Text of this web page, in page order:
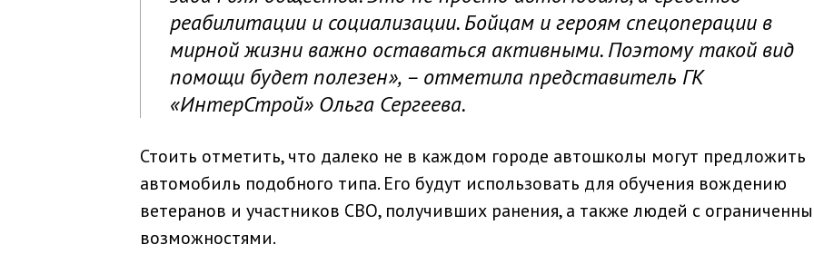
реабилитации и социализации. Бойцам и героям спецоперации в
мирной жизни важно оставаться активными. Поэтому такой вид
помощи будет полезен», – отметила представитель ГК
«ИнтерСтрой» Ольга Сергеева.
Стоить отметить, что далеко не в каждом городе автошколы могут предложить
автомобиль подобного типа. Его будут использовать для обучения вождению
ветеранов и участников СВО, получивших ранения, а также людей с
возможностями.